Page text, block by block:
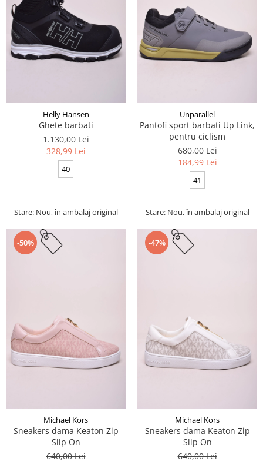
Helly Hansen
Ghete barbati
1.130,00 Lei
328,99 Lei
40
Stare: Nou, în ambalaj original
Unparallel
Pantofi sport barbati Up Link,
pentru ciclism
680,00 Lei
184,99 Lei
41
Stare: Nou, în ambalaj original
-50%
Michael Kors
Sneakers dama Keaton Zip
Slip On
640,00 Lei
-47%
Michael Kors
Sneakers dama Keaton Zip
Slip On
640,00 Lei